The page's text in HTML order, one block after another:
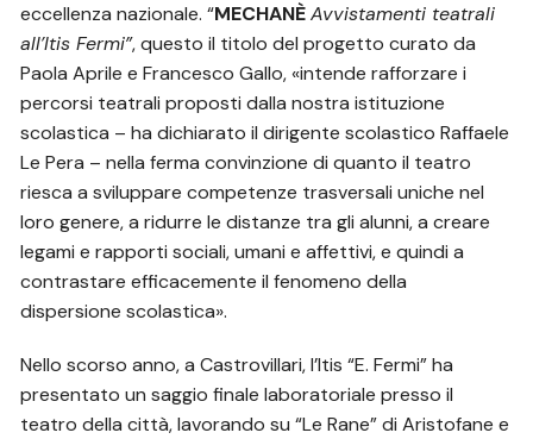
eccellenza nazionale. “MECHANÈAvvistamenti teatrali
all’Itis Fermi”, questo il titolo del progetto curato da
Paola Aprile e Francesco Gallo, «intende rafforzare i
percorsi teatrali proposti dalla nostra istituzione
scolastica – ha dichiarato il dirigente scolastico Raffaele
Le Pera – nella ferma convinzione di quanto il teatro
riesca a sviluppare competenze trasversali uniche nel
loro genere, a ridurre le distanze tra gli alunni, a creare
legami e rapporti sociali, umani e affettivi, e quindi a
contrastare efficacemente il fenomeno della
dispersione scolastica».
Nello scorso anno, a Castrovillari, l’Itis “E. Fermi” ha
presentato un saggio finale laboratoriale presso il
teatro della città, lavorando su “Le Rane” di Aristofane e